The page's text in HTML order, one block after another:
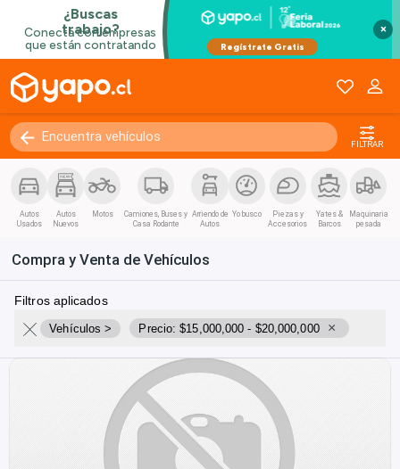
×
FILTRAR
Autos
Usados
Autos
Nuevos
Motos
Camiones, Buses y
Casa Rodante
Arriendo de
Autos
Yo busco
Piezas y
Accesorios
Yates &
Barcos
Maquinaria
pesada
Compra y Venta de Vehículos
Filtros aplicados
Vehículos > Precio: $15,000,000 - $20,000,000 ×